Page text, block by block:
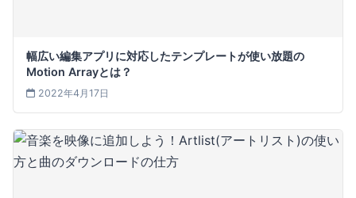
幅広い編集アプリに対応したテンプレートが使い放題の
Motion Arrayとは？
2022年4月17日